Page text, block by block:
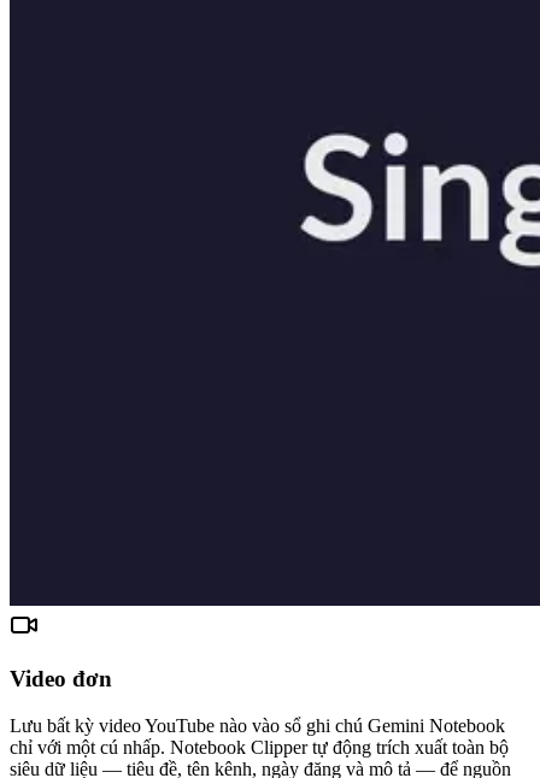
Video đơn
Lưu bất kỳ video YouTube nào vào sổ ghi chú Gemini Notebook
chỉ với một cú nhấp. Notebook Clipper tự động trích xuất toàn bộ
siêu dữ liệu — tiêu đề, tên kênh, ngày đăng và mô tả — để nguồn